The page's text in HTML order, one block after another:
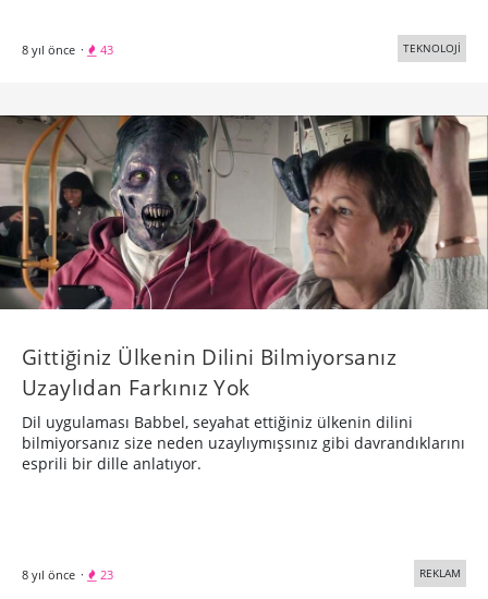
8 yıl önce · 43 TEKNOLOJİ
Gittiğiniz Ülkenin Dilini Bilmiyorsanız
Uzaylıdan Farkınız Yok
Dil uygulaması Babbel, seyahat ettiğiniz ülkenin dilini
bilmiyorsanız size neden uzaylıymışsınız gibi davrandıklarını
esprili bir dille anlatıyor.
8 yıl önce · 23 REKLAM